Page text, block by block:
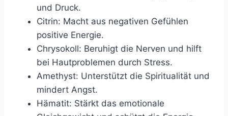
und Druck.
Citrin: Macht aus negativen Gefühlen
positive Energie.
Chrysokoll: Beruhigt die Nerven und hilft
bei Hautproblemen durch Stress.
Amethyst: Unterstützt die Spiritualität und
mindert Angst.
Hämatit: Stärkt das emotionale